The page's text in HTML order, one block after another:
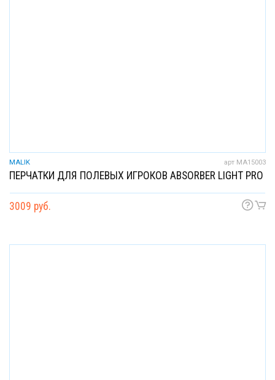
MALIK арт MA15003
ПЕРЧАТКИ ДЛЯ ПОЛЕВЫХ ИГРОКОВ ABSORBER LIGHT PRO
3009 руб.